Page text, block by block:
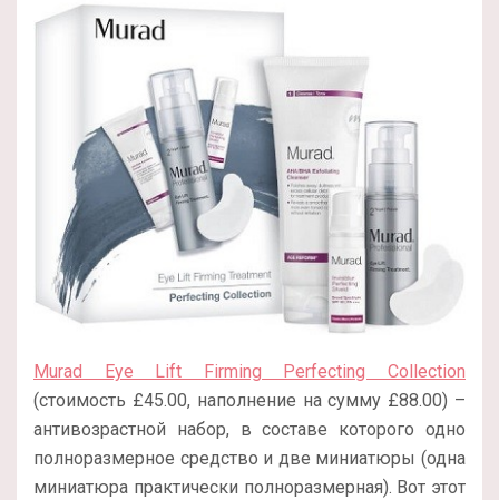
Murad Eye Lift Firming Perfecting Collection
(стоимость £45.00, наполнение на сумму £88.00) –
антивозрастной набор, в составе которого одно
полноразмерное средство и две миниатюры (одна
миниатюра практически полноразмерная). Вот этот